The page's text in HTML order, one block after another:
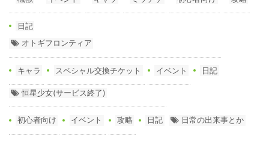
日記
オトギフロンティア
キャラ スペシャル交換チケット イベント 日記
恒星少女(サービス終了)
初心者向け イベント 攻略 日記 日常の出来事とか